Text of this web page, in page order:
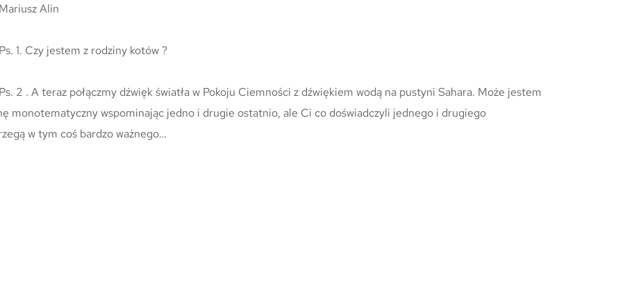
Mariusz Alin
Ps. 1. Czy jestem z rodziny kotów ?
monotematyczny wspominając jedno i drugie ostatnio, ale Ci co doświadczyli jednego i drugiego
w tym coś bardzo ważnego…